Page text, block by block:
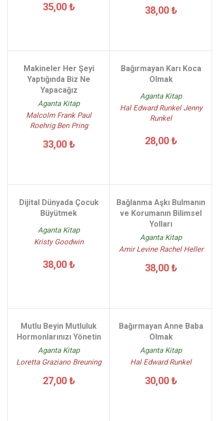
35,00 ₺ 38,00 ₺
Makineler Her Şeyi
Yaptığında Biz Ne
Yapacağız
Aganta Kitap
Malcolm Frank Paul
Roehrig Ben Pring
33,00 ₺
Bağırmayan Karı Koca
Olmak
Aganta Kitap
Hal Edward Runkel Jenny
Runkel
28,00 ₺
Dijital Dünyada Çocuk
Büyütmek
Aganta Kitap
Kristy Goodwin
38,00 ₺
Bağlanma Aşkı Bulmanın
ve Korumanın Bilimsel
Yolları
Aganta Kitap
Amir Levine Rachel Heller
38,00 ₺
Mutlu Beyin Mutluluk
Hormonlarınızı Yönetin
Aganta Kitap
Loretta Graziano Breuning
27,00 ₺
Bağırmayan Anne Baba
Olmak
Aganta Kitap
Hal Edward Runkel
30,00 ₺